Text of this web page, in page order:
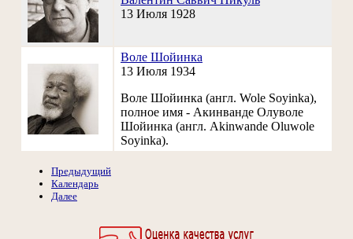
13 Июля 1928
Воле Шойинка
13 Июля 1934
Воле Шойинка (англ. Wole Soyinka),
полное имя - Акинванде Олуволе
Шойинка (англ. Akinwande Oluwole
Soyinka).
Предыдущий
Календарь
Далее